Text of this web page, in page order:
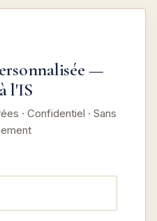
—
l'IS
· Confidentiel · Sans